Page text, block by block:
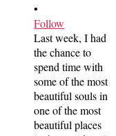
•
Follow
Last week, I had
the chance to
spend time with
some of the most
beautiful souls in
one of the most
beautiful places